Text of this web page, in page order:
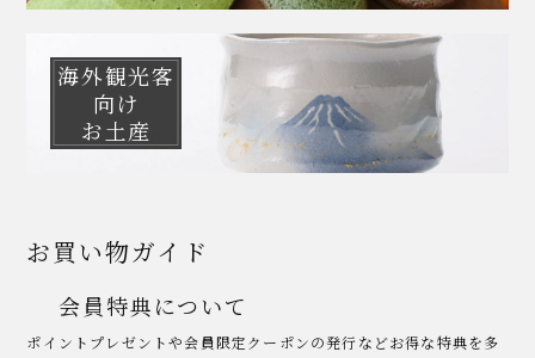
海外観光客
向け
お土産
お買い物ガイド
会員特典について
ポイントプレゼントや会員限定クーポンの発行などお得な特典を多